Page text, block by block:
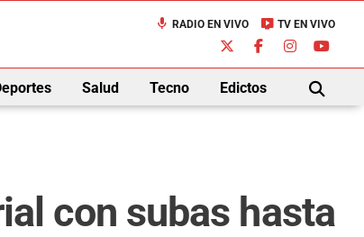
mic RADIO EN VIVO live_tv TV EN VIVO
Salud Tecno Edictos
BUSCAR
con subas hasta